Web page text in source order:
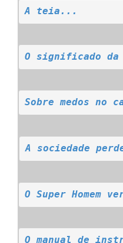
A teia...
O significado
Sobre medos no
A sociedade
O Super Homem
O manual de